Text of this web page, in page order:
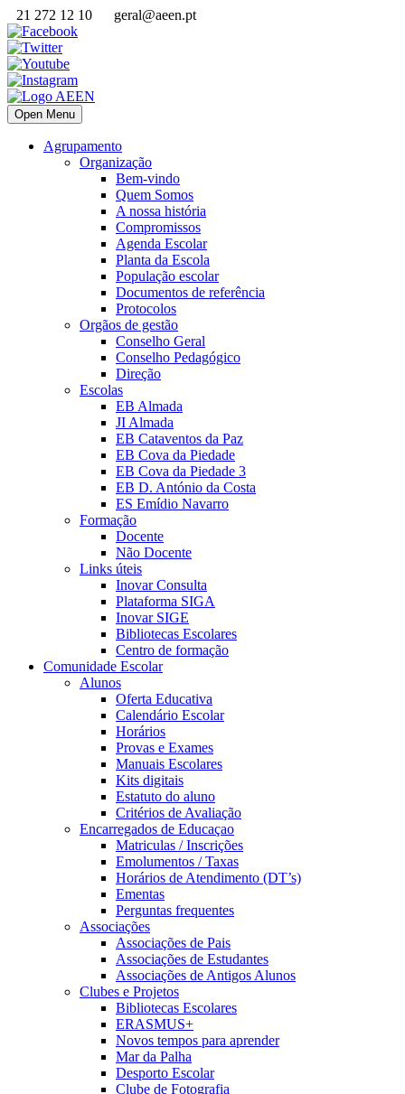
21 272 12 10 geral@aeen.pt
Open Menu
Agrupamento
Organização
Bem-vindo
Quem Somos
A nossa história
Compromissos
Agenda Escolar
Planta da Escola
População escolar
Documentos de referência
Protocolos
Orgãos de gestão
Conselho Geral
Conselho Pedagógico
Direção
Escolas
EB Almada
JI Almada
EB Cataventos da Paz
EB Cova da Piedade
EB Cova da Piedade 3
EB D. António da Costa
ES Emídio Navarro
Formação
Docente
Não Docente
Links úteis
Inovar Consulta
Plataforma SIGA
Inovar SIGE
Bibliotecas Escolares
Centro de formação
Comunidade Escolar
Alunos
Oferta Educativa
Calendário Escolar
Horários
Provas e Exames
Manuais Escolares
Kits digitais
Estatuto do aluno
Critérios de Avaliação
Encarregados de Educaçao
Matriculas / Inscrições
Emolumentos / Taxas
Horários de Atendimento (DT’s)
Ementas
Perguntas frequentes
Associações
Associações de Pais
Associações de Estudantes
Associações de Antigos Alunos
Clubes e Projetos
Bibliotecas Escolares
ERASMUS+
Novos tempos para aprender
Mar da Palha
Desporto Escolar
Clube de Fotografia